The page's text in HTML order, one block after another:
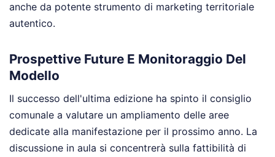
anche da potente strumento di marketing territoriale
autentico.
Prospettive Future E Monitoraggio Del
Modello
Il successo dell'ultima edizione ha spinto il consiglio
comunale a valutare un ampliamento delle aree
dedicate alla manifestazione per il prossimo anno. La
discussione in aula si concentrerà sulla fattibilità di